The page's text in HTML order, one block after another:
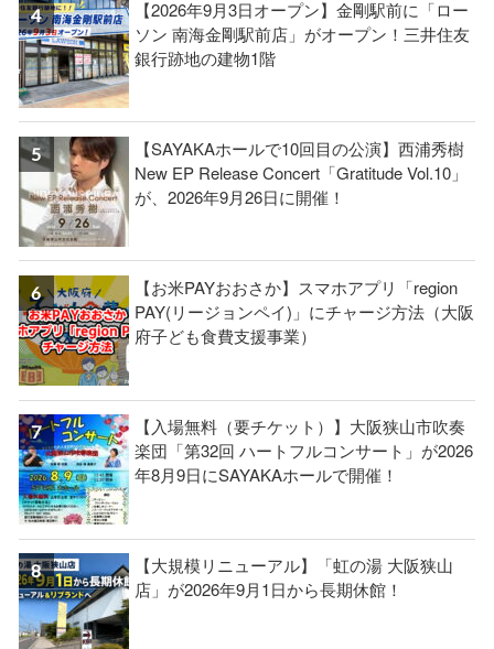
【2026年9月3日オープン】金剛駅前に「ロー
ソン 南海金剛駅前店」がオープン！三井住友
銀行跡地の建物1階
【SAYAKAホールで10回目の公演】西浦秀樹
New EP Release Concert「Gratitude Vol.10」
が、2026年9月26日に開催！
【お米PAYおおさか】スマホアプリ「region
PAY(リージョンペイ)」にチャージ方法（大阪
府子ども食費支援事業）
【入場無料（要チケット）】大阪狭山市吹奏
楽団「第32回 ハートフルコンサート」が2026
年8月9日にSAYAKAホールで開催！
【大規模リニューアル】「虹の湯 大阪狭山
店」が2026年9月1日から長期休館！